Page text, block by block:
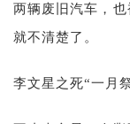
两辆废旧汽车，
就不清楚了。
李文星之死“一月